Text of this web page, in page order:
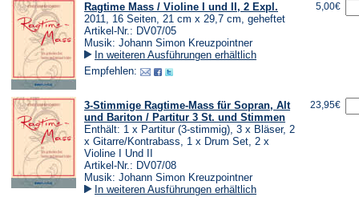
Ragtime Mass / Violine I und II, 2 Expl.
2011, 16 Seiten, 21 cm x 29,7 cm, geheftet
Artikel-Nr.: DV07/05
Musik: Johann Simon Kreuzpointner
In weiteren Ausführungen erhältlich
Empfehlen:
5,00€
3-Stimmige Ragtime-Mass für Sopran, Alt
und Bariton / Partitur 3 St. und Stimmen
Enthält: 1 x Partitur (3-stimmig), 3 x Bläser, 2
x Gitarre/Kontrabass, 1 x Drum Set, 2 x
Violine I Und II
Artikel-Nr.: DV07/08
Musik: Johann Simon Kreuzpointner
In weiteren Ausführungen erhältlich
23,95€